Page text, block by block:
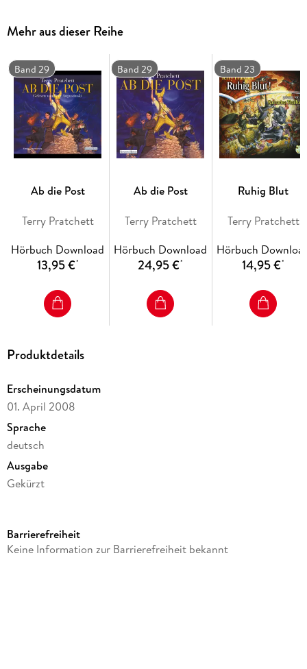
Mehr aus dieser Reihe
Band 29
Ab die Post
Terry Pratchett
Hörbuch Download
13,95 €*
Band 29
Ab die Post
Terry Pratchett
Hörbuch Download
24,95 €*
Band 23
Ruhig Blut
Terry Pratchett
Hörbuch
14,95 €*
Produktdetails
Erscheinungsdatum
01. April 2008
Sprache
deutsch
Ausgabe
Gekürzt
Laufzeit
Barrierefreiheit
Keine Information zur Barrierefreiheit bekannt